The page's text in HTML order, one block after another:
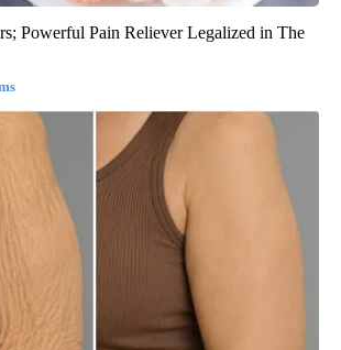
Powerful Pain Reliever Legalized in The